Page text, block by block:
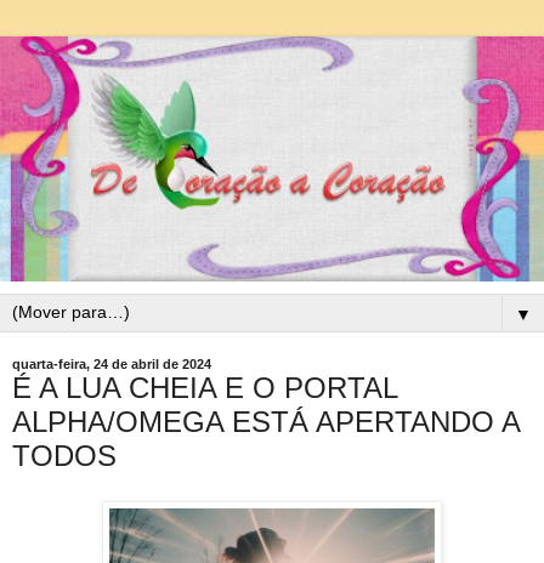
▼
quarta-feira, 24 de abril de 2024
É A LUA CHEIA E O PORTAL
ALPHA/OMEGA ESTÁ APERTANDO A
TODOS